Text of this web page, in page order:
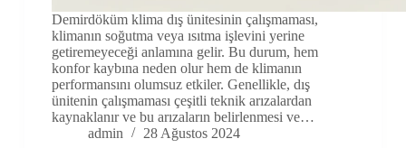
Demirdöküm klima dış ünitesinin çalışmaması,
klimanın soğutma veya ısıtma işlevini yerine
getiremeyeceği anlamına gelir. Bu durum, hem
konfor kaybına neden olur hem de klimanın
performansını olumsuz etkiler. Genellikle, dış
ünitenin çalışmaması çeşitli teknik arızalardan
kaynaklanır ve bu arızaların belirlenmesi ve…
admin
28 Ağustos 2024